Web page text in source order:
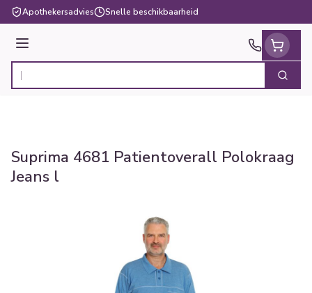
Ga naar de inhoud
Apothekersadvies Snelle beschikbaarheid
Menu
Product, merk, categorie... Zoek
Suprima 4681 Patientoverall Polokraag
Jeans l